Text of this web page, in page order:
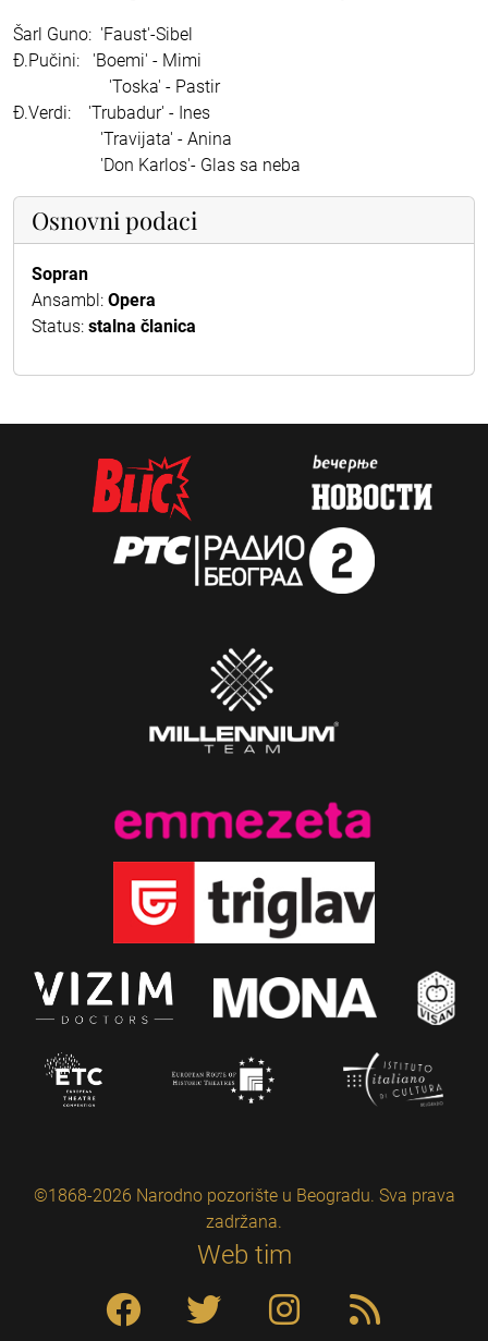
Šarl Guno: 'Faust'-Sibel
Đ.Pučini: 'Boemi' - Mimi
'Toska' - Pastir
Đ.Verdi: 'Trubadur' - Ines
'Travijata' - Anina
'Don Karlos'- Glas sa neba
Osnovni podaci
Sopran
Ansambl: Opera
Status: stalna članica
©1868-2026 Narodno pozorište u Beogradu. Sva prava
zadržana.
Web tim